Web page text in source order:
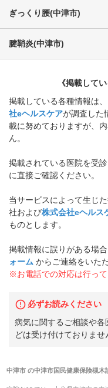
ぎっくり腰(中津市)
腱鞘炎(中津市)
《掲載して
掲載している各種情報は
社eヘルスケアが調査した
載に努めておりますが、
ん。
掲載されている医院を受
に直接ご確認ください。
当サービスによって生じ
社および株式会社eヘルス
ものとします。
掲載情報に誤りがある場
ォーム からご連絡をいた
※お電話での対応は行っ
必ずお読みください
病気に関するご相談や
どは受け付けておりませ
中津市の中津市国民健康保険槻木